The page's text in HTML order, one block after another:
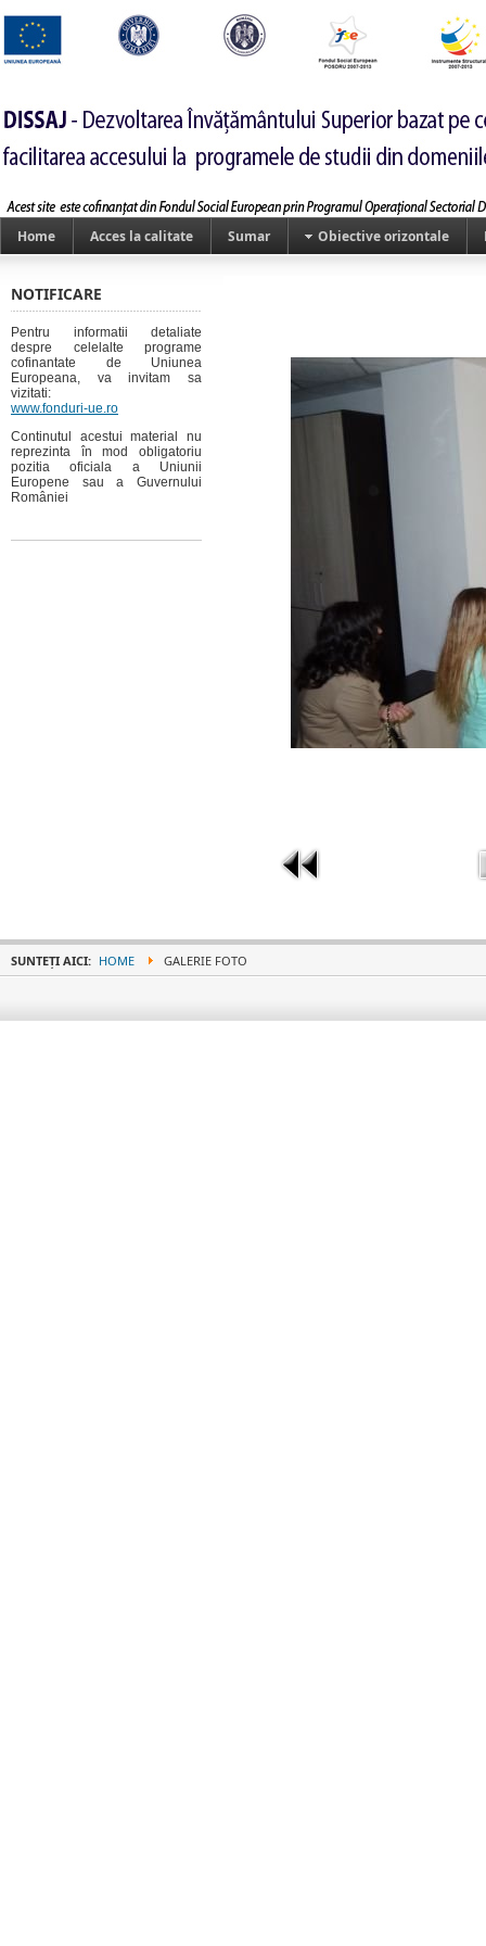
Home Acces la calitate Sumar Obiective orizontale
NOTIFICARE
Pentru informatii detaliate
despre celelalte programe
cofinantate de Uniunea
Europeana, va invitam sa
vizitati:
www.fonduri-ue.ro
Continutul acestui material nu
reprezinta în mod obligatoriu
pozitia oficiala a Uniunii
Europene sau a Guvernului
României
SUNTEȚI AICI: HOME GALERIE FOTO